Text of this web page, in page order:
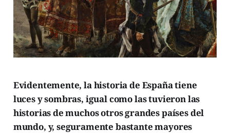
Evidentemente, la historia de España tiene
luces y sombras, igual como las tuvieron las
historias de muchos otros grandes países del
mundo, y, seguramente bastante mayores